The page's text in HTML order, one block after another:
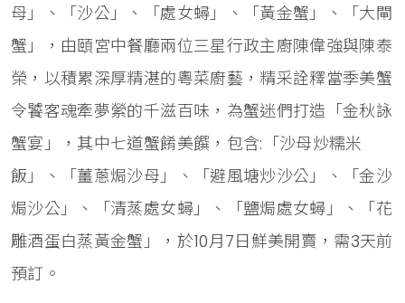
母」、「沙公」、「處女蟳」、「黃金蟹」、「大閘
蟹」，由頤宮中餐廳兩位三星行政主廚陳偉強與陳泰
榮，以積累深厚精湛的粵菜廚藝，精采詮釋當季美蟹
令饕客魂牽夢縈的千滋百味，為蟹迷們打造「金秋詠
蟹宴」，其中七道蟹餚美饌，包含:「沙母炒糯米
飯」、「薑蔥焗沙母」、「避風塘炒沙公」、「金沙
焗沙公」、「清蒸處女蟳」、「鹽焗處女蟳」、「花
雕酒蛋白蒸黃金蟹」，於10月7日鮮美開賣，需3天前
預訂。